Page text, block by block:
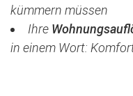
kümmern müssen
Ihre
in einem Wort: